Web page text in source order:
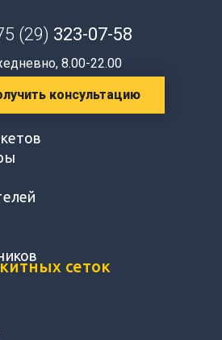
(29) 323-07-58
8.00-22.00
консультацию
сеток